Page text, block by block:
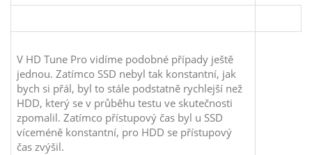
V HD Tune Pro vidíme podobné případy ještě
jednou. Zatímco SSD nebyl tak konstantní, jak
bych si přál, byl to stále podstatně rychlejší než
HDD, který se v průběhu testu ve skutečnosti
zpomalil. Zatímco přístupový čas byl u SSD
víceméně konstantní, pro HDD se přístupový
čas zvýšil.